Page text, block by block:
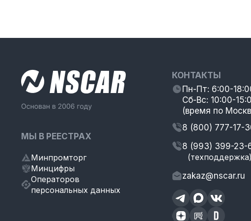
МЫ В РЕЕСТРАХ
Минпромторг
Минцифры
Операторов
персональных данных
КОНТАКТЫ
Пн-Пт: 6:00-
Сб-Вс: 10:00-
(время по
8 (800) 777-17-
8 (993) 399-23-
(техподдержка)
zakaz@nscar.ru